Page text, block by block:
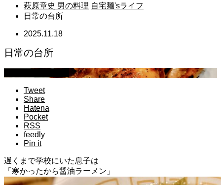
萩原章史 男の料理 自宅麺'sライフ
日常の台所
2025.11.18
日常の台所
Tweet
Share
Hatena
Pocket
RSS
feedly
Pin it
遅くまで学校にいた息子は
「寒かったから醤油ラーメン」